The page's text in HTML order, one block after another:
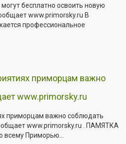
бесплатно освоить новую
www.primorsky.ru В
профессиональное
приморцам важно
www.primorsky.ru
приморцам важно соблюдать
www.primorsky.ru . ПАМЯТКА
Приморью...